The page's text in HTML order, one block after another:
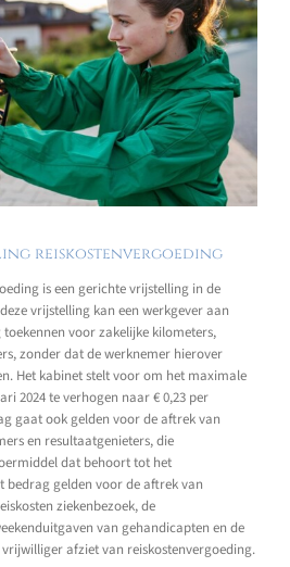
reiskostenvergoeding
is een gerichte vrijstelling in de
vrijstelling kan een werkgever aan
voor zakelijke kilometers,
zonder dat de werknemer hierover
Het kabinet stelt voor om het maximale
2024 te verhogen naar € 0,23 per
gaat ook gelden voor de aftrek van
en resultaatgenieters, die
dat behoort tot het
bedrag gelden voor de aftrek van
ziekenbezoek, de
van gehandicapten en de
afziet van reiskostenvergoeding.